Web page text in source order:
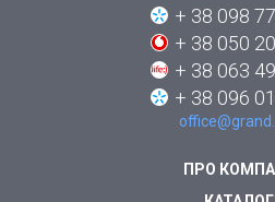
ПРО
+ 38 098
+ 38 050
+ 38 063
+ 38 096